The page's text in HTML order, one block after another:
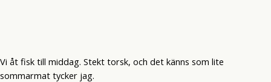
Vi åt fisk till middag. Stekt torsk, och det känns som lite
sommarmat tycker jag.